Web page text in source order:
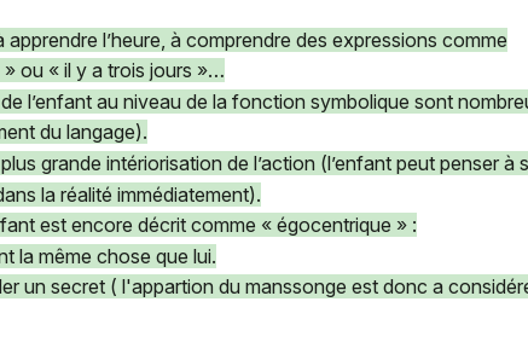
l’heure, à comprendre des expressions comme
ou « il y a trois jours »…
l’enfant au niveau de la fonction symbolique sont
du langage).
plus grande intériorisation de l’action (l’enfant peut penser à
la réalité immédiatement).
est encore décrit comme « égocentrique » :
la même chose que lui.
un secret ( l'appartion du manssonge est donc a